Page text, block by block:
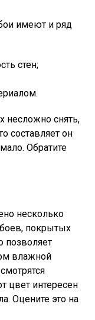
имеют и ряд
стен;
несложно снять,
составляет он
Обратите
несколько
покрытых
позволяет
влажной
цвет интересен
Оцените это на